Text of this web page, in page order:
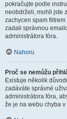
pokračujte podle
neobdrželi, mohli jste
zachycen spam
zadali správnou
administrátora fóra.
Nahoru
Proč se nemůžu
Existuje několik
zadáváte správné
administrátora fóra,
že je na webu chyba